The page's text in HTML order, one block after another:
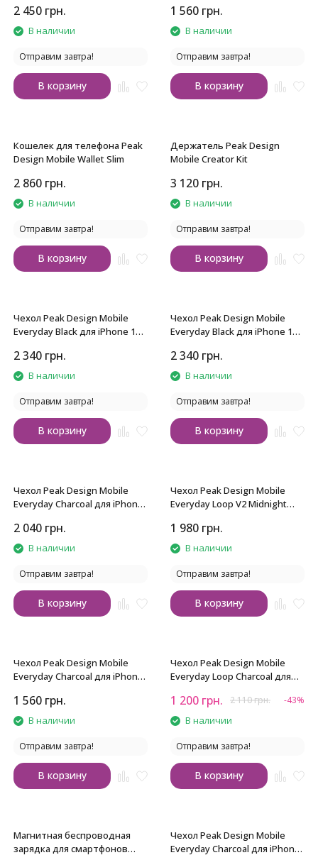
2 450 грн.
В наличии
Отправим завтра!
В корзину
1 560 грн.
В наличии
Отправим завтра!
В корзину
Кошелек для телефона Peak
Design Mobile Wallet Slim
2 860 грн.
В наличии
Отправим завтра!
В корзину
Держатель Peak Design
Mobile Creator Kit
3 120 грн.
В наличии
Отправим завтра!
В корзину
Чехол Peak Design Mobile
Everyday Black для iPhone 17
2 340 грн.
В наличии
Отправим завтра!
В корзину
Чехол Peak Design Mobile
Everyday Black для iPhone 17
2 340 грн.
В наличии
Отправим завтра!
В корзину
Чехол Peak Design Mobile
Everyday Charcoal для iPhone
2 040 грн.
В наличии
Отправим завтра!
В корзину
Чехол Peak Design Mobile
Everyday Loop V2 Midnight
1 980 грн.
В наличии
Отправим завтра!
В корзину
Чехол Peak Design Mobile
Everyday Charcoal для iPhone
1 560 грн.
В наличии
Отправим завтра!
В корзину
Чехол Peak Design Mobile
Everyday Loop Charcoal для
1 200 грн. 2 110грн. -43%
В наличии
Отправим завтра!
В корзину
Магнитная беспроводная
зарядка для смартфонов
Чехол Peak Design Mobile
Everyday Charcoal для iPhone